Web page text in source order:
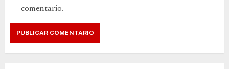
comentario.